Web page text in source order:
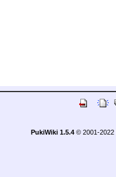
PukiWiki 1.5.4© 2001-2022